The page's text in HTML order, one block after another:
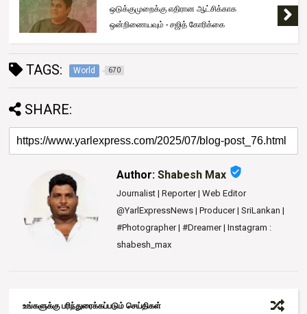
ஒடுக்குமுறைக்கு எதிரான ஆட்சிக்காக
ஒன்றிணையவும் - சஜித் கோரிக்கை
TAGS: World 670
SHARE:
Author:Shabesh Max verified_user
Journalist | Reporter | Web Editor
@YarlExpressNews | Producer | SriLankan |
#Photographer | #Dreamer | Instagram :
shabesh_max
உங்களுக்கு பரிந்துரைக்கப்படும் செய்திகள்